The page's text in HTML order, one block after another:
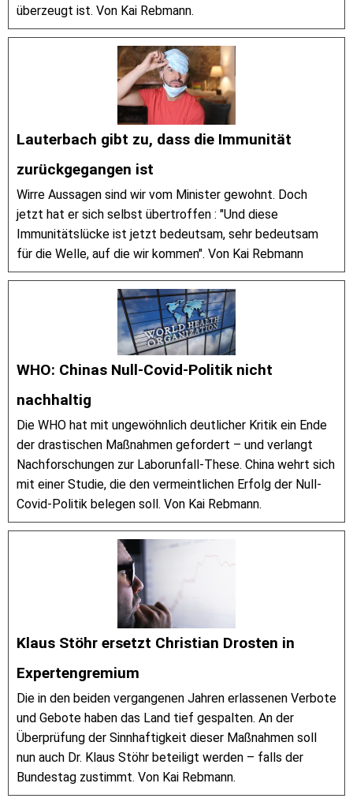
überzeugt ist. Von Kai Rebmann.
Lauterbach gibt zu, dass die Immunität
zurückgegangen ist
Wirre Aussagen sind wir vom Minister gewohnt. Doch
jetzt hat er sich selbst übertroffen : "Und diese
Immunitätslücke ist jetzt bedeutsam, sehr bedeutsam
für die Welle, auf die wir kommen". Von Kai Rebmann
WHO: Chinas Null-Covid-Politik nicht
nachhaltig
Die WHO hat mit ungewöhnlich deutlicher Kritik ein Ende
der drastischen Maßnahmen gefordert – und verlangt
Nachforschungen zur Laborunfall-These. China wehrt sich
mit einer Studie, die den vermeintlichen Erfolg der Null-
Covid-Politik belegen soll. Von Kai Rebmann.
Klaus Stöhr ersetzt Christian Drosten in
Expertengremium
Die in den beiden vergangenen Jahren erlassenen Verbote
und Gebote haben das Land tief gespalten. An der
Überprüfung der Sinnhaftigkeit dieser Maßnahmen soll
nun auch Dr. Klaus Stöhr beteiligt werden – falls der
Bundestag zustimmt. Von Kai Rebmann.